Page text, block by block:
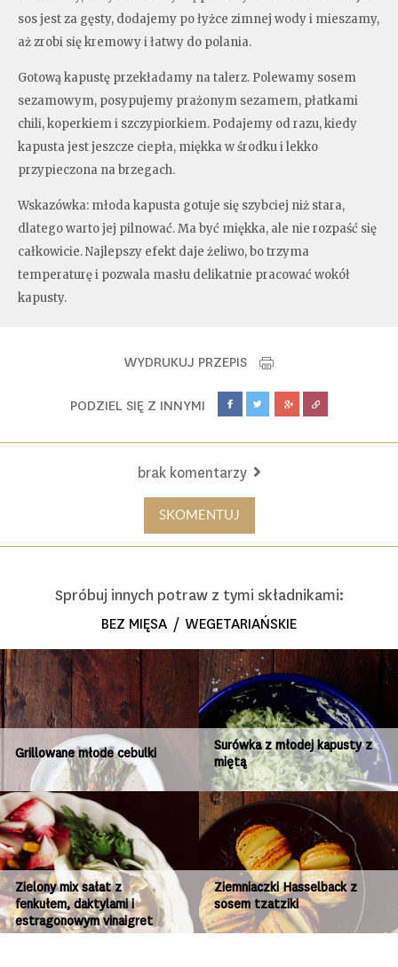
sos jest za gęsty, dodajemy po łyżce zimnej wody i mieszamy,
aż zrobi się kremowy i łatwy do polania.
Gotową kapustę przekładamy na talerz. Polewamy sosem
sezamowym, posypujemy prażonym sezamem, płatkami
chili, koperkiem i szczypiorkiem. Podajemy od razu, kiedy
kapusta jest jeszcze ciepła, miękka w środku i lekko
przypieczona na brzegach.
Wskazówka: młoda kapusta gotuje się szybciej niż stara,
dlatego warto jej pilnować. Ma być miękka, ale nie rozpaść się
całkowicie. Najlepszy efekt daje żeliwo, bo trzyma
temperaturę i pozwala masłu delikatnie pracować wokół
kapusty.
WYDRUKUJ PRZEPIS
PODZIEL SIĘ Z INNYMI
brak komentarzy
SKOMENTUJ
Spróbuj innych potraw z tymi składnikami:
BEZ MIĘSA /WEGETARIAŃSKIE
Grillowane młode cebulki
Surówka z młodej kapusty z
miętą
Zielony mix sałat z
fenkułem, daktylami i
estragonowym vinaigret
Ziemniaczki Hasselback z
sosem tzatziki